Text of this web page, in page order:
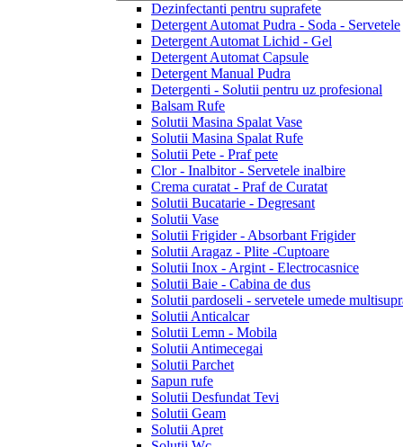
Dezinfectanti pentru suprafete
Detergent Automat Pudra - Soda - Servetele
Detergent Automat Lichid - Gel
Detergent Automat Capsule
Detergent Manual Pudra
Detergenti - Solutii pentru uz profesional
Balsam Rufe
Solutii Masina Spalat Vase
Solutii Masina Spalat Rufe
Solutii Pete - Praf pete
Clor - Inalbitor - Servetele inalbire
Crema curatat - Praf de Curatat
Solutii Bucatarie - Degresant
Solutii Vase
Solutii Frigider - Absorbant Frigider
Solutii Aragaz - Plite -Cuptoare
Solutii Inox - Argint - Electrocasnice
Solutii Baie - Cabina de dus
Solutii pardoseli - servetele umede
Solutii Anticalcar
Solutii Lemn - Mobila
Solutii Antimecegai
Solutii Parchet
Sapun rufe
Solutii Desfundat Tevi
Solutii Geam
Solutii Apret